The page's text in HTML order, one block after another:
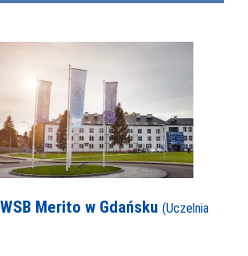
Merito w Gdańsku (Uczelnia